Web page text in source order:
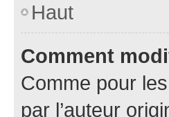
Haut
Comment
Comme pour
par l’auteur